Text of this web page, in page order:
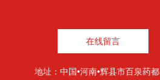
在线留言
地址：中国•河南•辉县市百泉药都